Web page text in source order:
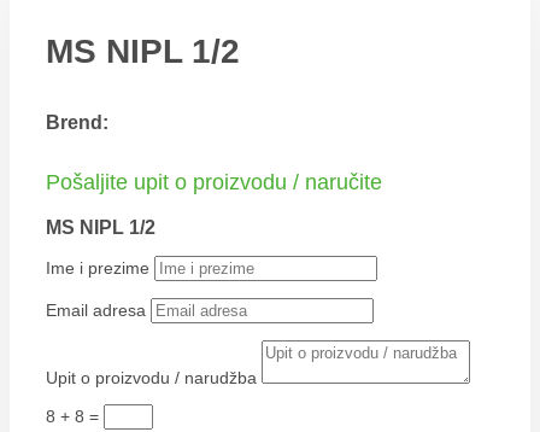
MS NIPL 1/2
Brend:
Pošaljite upit o proizvodu / naručite
MS NIPL 1/2
Ime i prezime
Email adresa
Upit o proizvodu / narudžba
8 + 8 =